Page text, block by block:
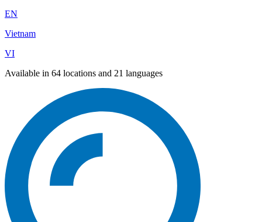
EN
Vietnam
VI
Available in 64 locations and 21 languages